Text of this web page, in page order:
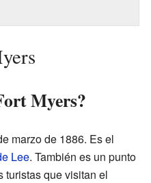
Myers?
marzo de 1886. Es el
Lee. También es un punto
turistas que visitan el